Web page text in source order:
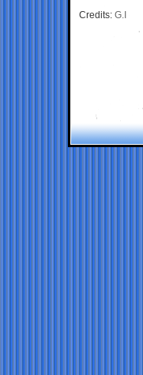
Credits: G.I